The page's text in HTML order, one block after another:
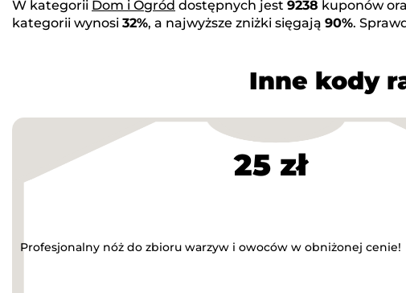
W kategorii Dom i Ogród dostępnych jest 9238 kuponów
kategorii wynosi 32%, a najwyższe zniżki sięgają 90%.
Inne kody
25 zł
Profesjonalny nóż do zbioru warzyw i owoców w obniżonej cenie!